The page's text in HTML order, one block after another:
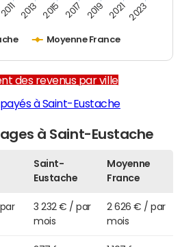
Moyenne France
2011 2013 2015 2017 2019 2021 2023
des revenus par ville
à Saint-Eustache
à Saint-Eustache
Saint-
Eustache
Moyenne
France
3 232 € / par
mois
2 626 € / par
mois